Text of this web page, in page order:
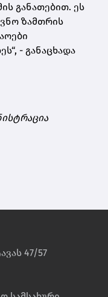
განათებით. ეს
ზამთრის
- განაცხადა
47/57